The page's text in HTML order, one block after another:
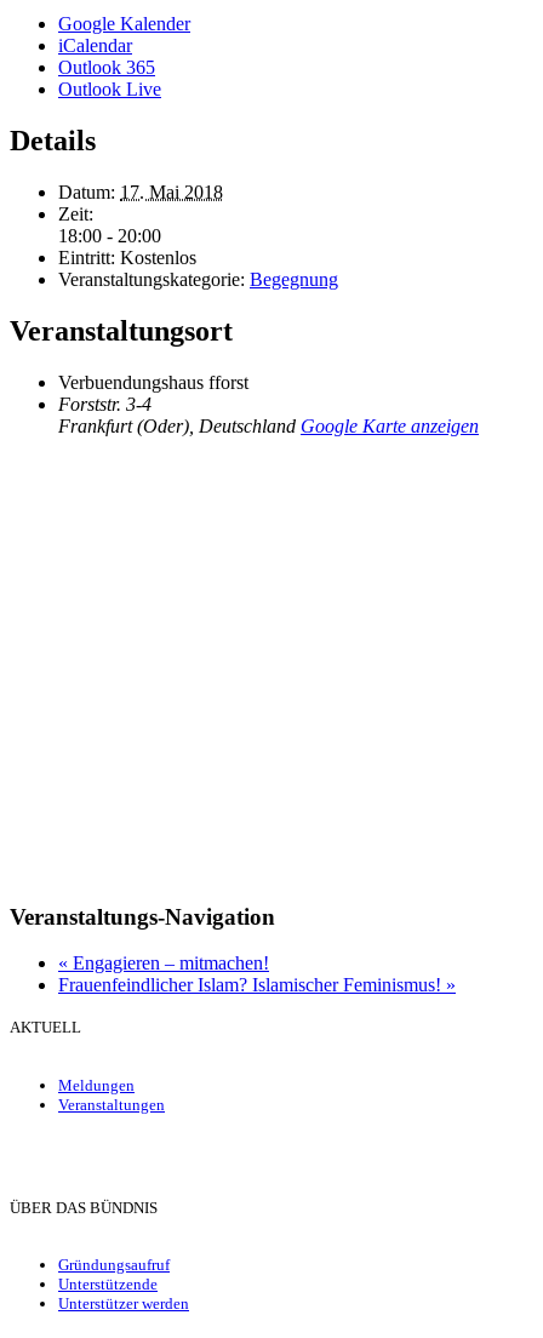
Google Kalender
iCalendar
Outlook 365
Outlook Live
Details
Datum: 17. Mai 2018
Zeit:
18:00 - 20:00
Eintritt: Kostenlos
Veranstaltungskategorie: Begegnung
Veranstaltungsort
Verbuendungshaus fforst
Forststr. 3-4
Frankfurt (Oder) Deutschland Google Karte anzeigen
Veranstaltungs-Navigation
« Engagieren – mitmachen!
Frauenfeindlicher Islam? Islamischer Feminismus! »
AKTUELL
Meldungen
Veranstaltungen
ÜBER DAS BÜNDNIS
Gründungsaufruf
Unterstützende
Unterstützer werden